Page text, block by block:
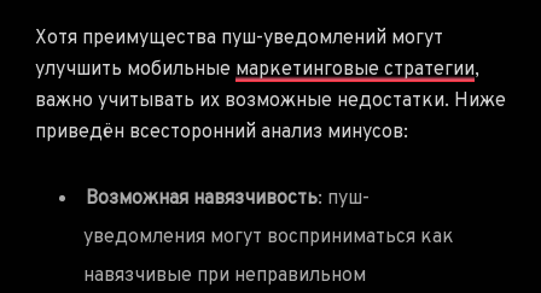
Хотя преимущества пуш-уведомлений могут
улучшить мобильные маркетинговые стратегии,
важно учитывать их возможные недостатки. Ниже
приведён всесторонний анализ минусов:
Возможная навязчивость: пуш-
уведомления могут восприниматься как
навязчивые при неправильном